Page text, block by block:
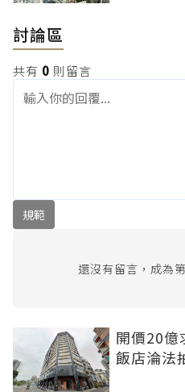
討論區
共有 0 則留言
規範
還沒有留言，成為
開價20億
飯店淪法